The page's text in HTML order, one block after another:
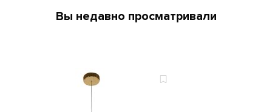
Вы недавно просматривали